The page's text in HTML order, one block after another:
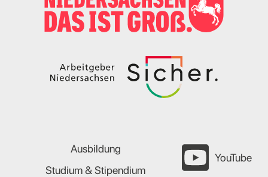
Ausbildung
Studium & Stipendium
YouTube